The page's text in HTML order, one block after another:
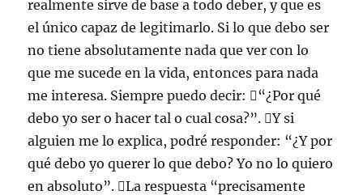
realmente sirve de base a todo deber, y que es
el único capaz de legitimarlo. Si lo que debo ser
no tiene absolutamente nada que ver con lo
que me sucede en la vida, entonces para nada
me interesa. Siempre puedo decir: “¿Por qué
debo yo ser o hacer tal o cual cosa?”. Y si
alguien me lo explica, podré responder: “¿Y por
qué debo yo querer lo que debo? Yo no lo quiero
en absoluto”. La respuesta “precisamente